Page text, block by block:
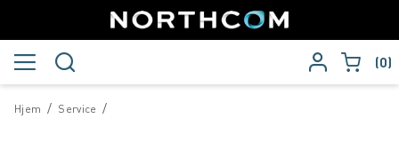
0
/
Hjem /
Service